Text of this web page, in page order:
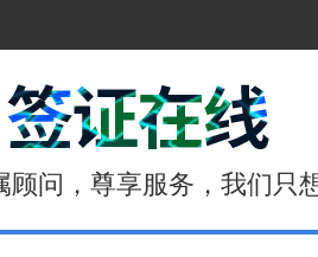
顾问，尊享服务，我们只